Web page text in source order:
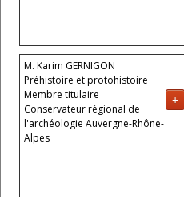
M. Karim GERNIGON
+
Préhistoire et protohistoire
Membre titulaire
Conservateur régional de
l'archéologie Auvergne-Rhône-
Alpes